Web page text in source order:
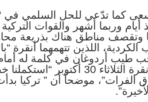
كما تدّعي للحل السلمي في
أيام وربما أشهر والقوات
مناطق هناك بذريعة
اللذين تتهمهما أنقرة
طيب أردوغان في كلمة له أمام
الحاكم في أنقرة الثلاثاء
الفرات”، موضحاً أن ” تركيا